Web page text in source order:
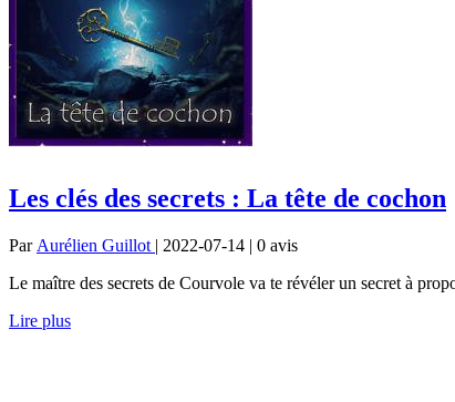
Les clés des secrets : La tête de cochon
Par Aurélien Guillot | 2022-07-14 | 0 avis
Le maître des secrets de Courvole va te révéler un secret à
Lire plus